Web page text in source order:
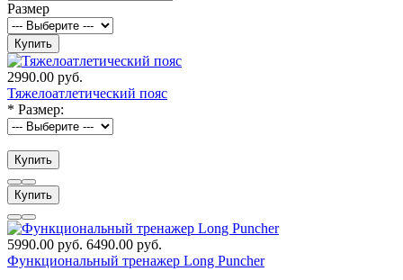
Размер
Купить
2990.00 руб.
Тяжелоатлетический пояс
* Размер:
Купить
Купить
5990.00 руб. 6490.00 руб.
Функциональный тренажер Long Puncher